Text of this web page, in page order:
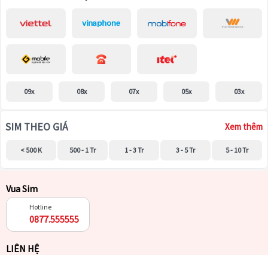
09x 08x 07x 05x 03x
SIM THEO GIÁ Xem thêm
< 500 K 500 - 1 Tr 1 - 3 Tr 3 - 5 Tr 5 - 10 Tr
Vua Sim
Hotline
0877.555555
LIÊN HỆ